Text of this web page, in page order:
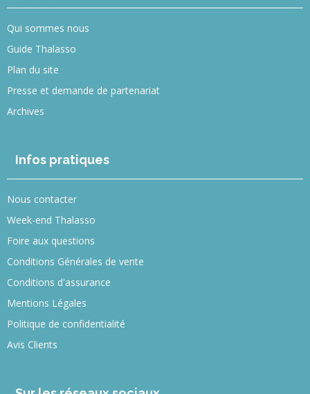
Qui sommes nous
Guide Thalasso
Plan du site
Presse et demande de partenariat
Archives
Infos pratiques
Nous contacter
Week-end Thalasso
Foire aux questions
Conditions Générales de vente
Conditions d'assurance
Mentions Légales
Politique de confidentialité
Avis Clients